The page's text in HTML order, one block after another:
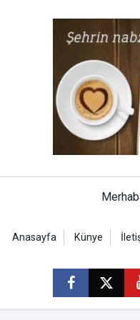
Anasayfa Künye